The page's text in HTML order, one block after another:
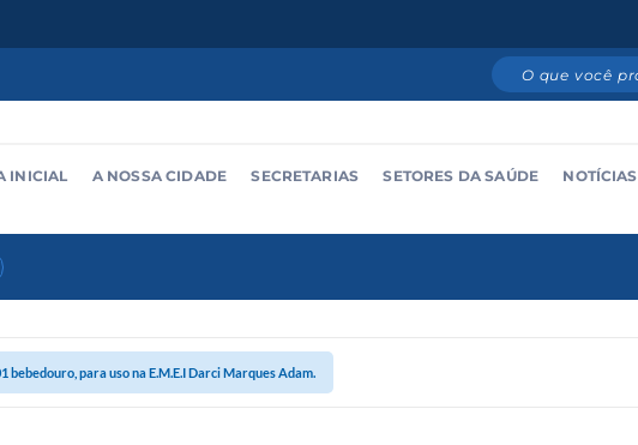
INICIAL A NOSSA CIDADE SECRETARIAS SETORES DA SAÚDE NOTÍCIAS
bebedouro, para uso na E.M.E.I Darci Marques Adam.